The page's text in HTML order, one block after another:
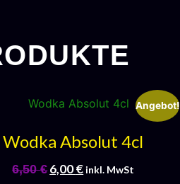
Angebot!
Wodka Absolut 4cl
6,50€6,00€ inkl. MwSt